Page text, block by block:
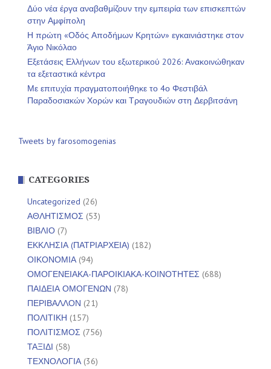
Δύο νέα έργα αναβαθμίζουν την εμπειρία των επισκεπτών
στην Αμφίπολη
Η πρώτη «Οδός Αποδήμων Κρητών» εγκαινιάστηκε στον
Άγιο Νικόλαο
Εξετάσεις Ελλήνων του εξωτερικού 2026: Ανακοινώθηκαν
τα εξεταστικά κέντρα
Με επιτυχία πραγματοποιήθηκε το 4ο Φεστιβάλ
Παραδοσιακών Χορών και Τραγουδιών στη Δερβιτσάνη
Tweets by farosomogenias
CATEGORIES
Uncategorized (26)
ΑΘΛΗΤΙΣΜΟΣ (53)
ΒΙΒΛΙΟ (7)
ΕΚΚΛΗΣΙΑ (ΠΑΤΡΙΑΡΧΕΙΑ) (182)
ΟΙΚΟΝΟΜΙΑ(94)
ΟΜΟΓΕΝΕΙΑΚΑ-ΠΑΡΟΙΚΙΑΚΑ-ΚΟΙΝΟΤΗΤΕΣ (688)
ΠΑΙΔΕΙΑ ΟΜΟΓΕΝΩΝ (78)
ΠΕΡΙΒΑΛΛΟΝ (21)
ΠΟΛΙΤΙΚΗ (157)
ΠΟΛΙΤΙΣΜΟΣ (756)
ΤΑΞΙΔΙ (58)
ΤΕΧΝΟΛΟΓΙΑ(36)